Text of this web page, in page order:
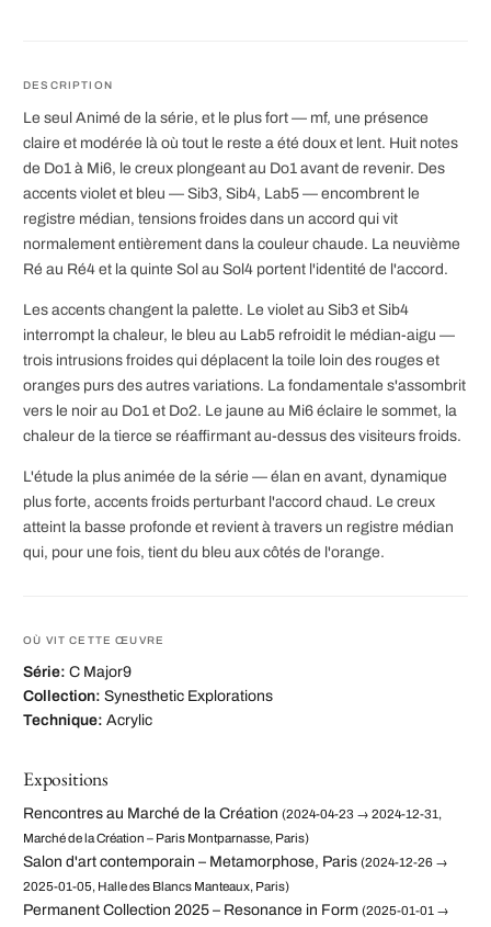
DESCRIPTION
Le seul Animé de la série, et le plus fort — mf, une présence
claire et modérée là où tout le reste a été doux et lent. Huit notes
de Do1 à Mi6, le creux plongeant au Do1 avant de revenir. Des
accents violet et bleu — Sib3, Sib4, Lab5 — encombrent le
registre médian, tensions froides dans un accord qui vit
normalement entièrement dans la couleur chaude. La neuvième
Ré au Ré4 et la quinte Sol au Sol4 portent l'identité de l'accord.
Les accents changent la palette. Le violet au Sib3 et Sib4
interrompt la chaleur, le bleu au Lab5 refroidit le médian-aigu —
trois intrusions froides qui déplacent la toile loin des rouges et
oranges purs des autres variations. La fondamentale s'assombrit
vers le noir au Do1 et Do2. Le jaune au Mi6 éclaire le sommet, la
chaleur de la tierce se réaffirmant au-dessus des visiteurs froids.
L'étude la plus animée de la série — élan en avant, dynamique
plus forte, accents froids perturbant l'accord chaud. Le creux
atteint la basse profonde et revient à travers un registre médian
qui, pour une fois, tient du bleu aux côtés de l'orange.
OÙ VIT CETTE ŒUVRE
Série: C Major9
Collection: Synesthetic Explorations
Technique: Acrylic
Expositions
Rencontres au Marché de la Création (2024-04-23 → 2024-12-31,
Marché de la Création – Paris Montparnasse, Paris)
Salon d'art contemporain – Metamorphose, Paris (2024-12-26 →
2025-01-05, Halle des Blancs Manteaux, Paris)
Permanent Collection 2025 – Resonance in Form (2025-01-01 →